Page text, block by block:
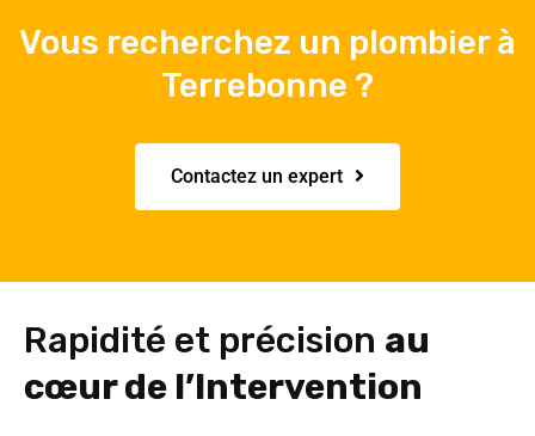
Vous recherchez un plombier à
Terrebonne ?
Contactez un expert
Rapidité et précision au
cœur de l’Intervention